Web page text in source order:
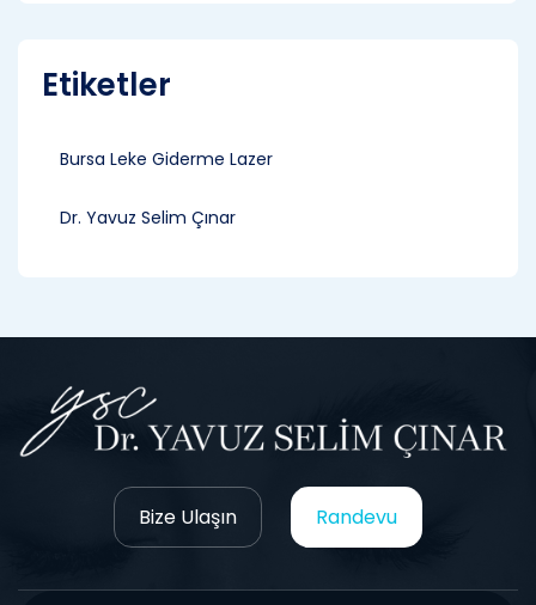
Etiketler
Bursa Leke Giderme Lazer
Dr. Yavuz Selim Çınar
Bize Ulaşın Randevu